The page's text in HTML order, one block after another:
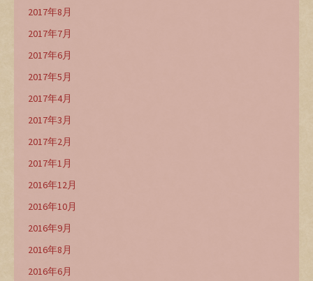
2017年8月
2017年7月
2017年6月
2017年5月
2017年4月
2017年3月
2017年2月
2017年1月
2016年12月
2016年10月
2016年9月
2016年8月
2016年6月